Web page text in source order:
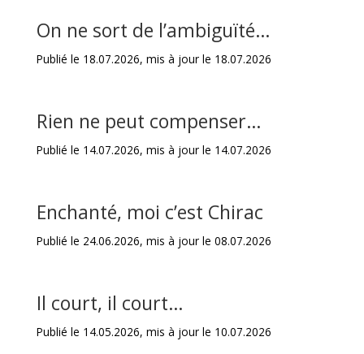
On ne sort de l’ambiguïté…
Publié le 18.07.2026, mis à jour le 18.07.2026
Rien ne peut compenser…
Publié le 14.07.2026, mis à jour le 14.07.2026
Enchanté, moi c’est Chirac
Publié le 24.06.2026, mis à jour le 08.07.2026
Il court, il court…
Publié le 14.05.2026, mis à jour le 10.07.2026